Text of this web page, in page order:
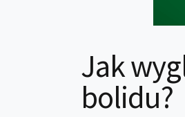
Jak
bolidu?